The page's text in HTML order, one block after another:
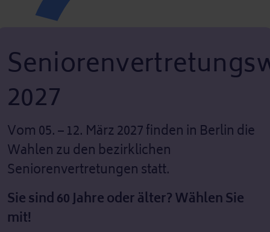
2027
Vom 05. – 12. März 2027 finden in Berlin die
Wahlen zu den bezirklichen
Seniorenvertretungen statt.
Sie sind 60 Jahre oder älter? Wählen Sie
mit!